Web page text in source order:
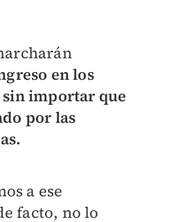
en los
importar que
por las
a ese
facto, no lo